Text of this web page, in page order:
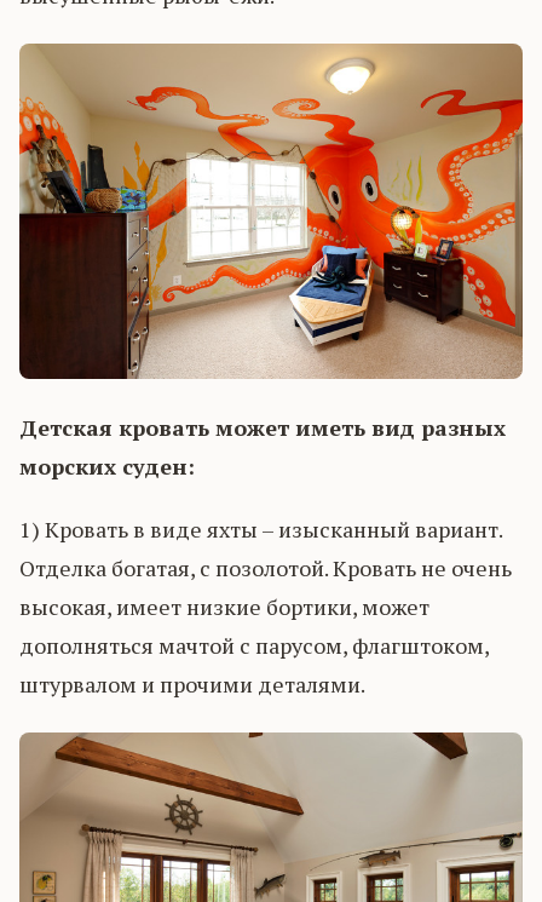
Детская кровать может иметь вид разных
морских суден:
1) Кровать в виде яхты – изысканный вариант.
Отделка богатая, с позолотой. Кровать не очень
высокая, имеет низкие бортики, может
дополняться мачтой с парусом, флагштоком,
штурвалом и прочими деталями.